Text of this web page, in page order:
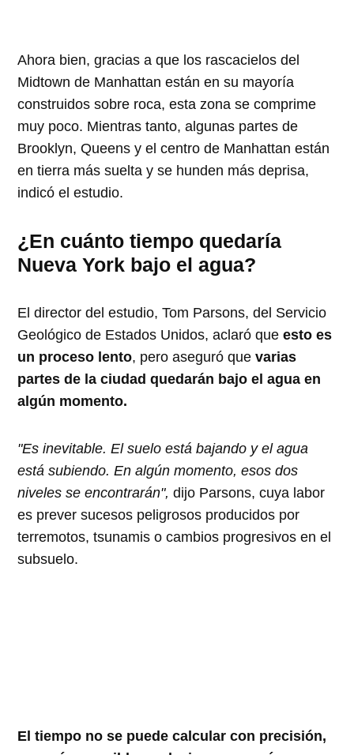
Ahora bien, gracias a que los rascacielos del
Midtown de Manhattan están en su mayoría
construidos sobre roca, esta zona se comprime
muy poco. Mientras tanto, algunas partes de
Brooklyn, Queens y el centro de Manhattan están
en tierra más suelta y se hunden más deprisa,
indicó el estudio.
¿En cuánto tiempo quedaría
Nueva York bajo el agua?
El director del estudio, Tom Parsons, del Servicio
Geológico de Estados Unidos, aclaró queesto es
un proceso lento, pero aseguró que varias
partes de la ciudad quedarán bajo el agua en
algún momento.
"Es inevitable. El suelo está bajando y el agua
está subiendo. En algún momento, esos dos
niveles se encontrarán", dijo Parsons, cuya labor
es prever sucesos peligrosos producidos por
terremotos, tsunamis o cambios progresivos en el
subsuelo.
El tiempo no se puede calcular con precisión,